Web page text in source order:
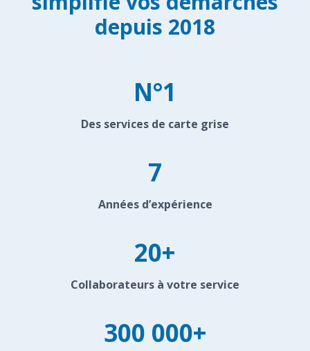
depuis 2018
N°1
Des services de carte grise
7
Années d’expérience
20+
Collaborateurs à votre service
300 000+